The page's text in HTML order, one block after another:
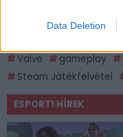
Data Deletion
CÍMKÉK
Valve gameplay
Steam Játékfelvétel
ESPORT1 HÍREK